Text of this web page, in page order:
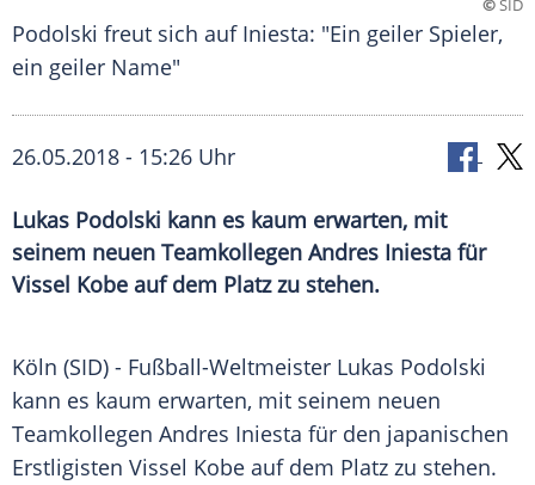
©SID
Podolski freut sich auf Iniesta: "Ein geiler Spieler,
ein geiler Name"
26.05.2018 - 15:26 Uhr
Lukas Podolski kann es kaum erwarten, mit
seinem neuen Teamkollegen Andres Iniesta für
Vissel Kobe auf dem Platz zu stehen.
Köln (SID) - Fußball-Weltmeister Lukas Podolski
kann es kaum erwarten, mit seinem neuen
Teamkollegen Andres Iniesta für den japanischen
Erstligisten Vissel Kobe auf dem Platz zu stehen.